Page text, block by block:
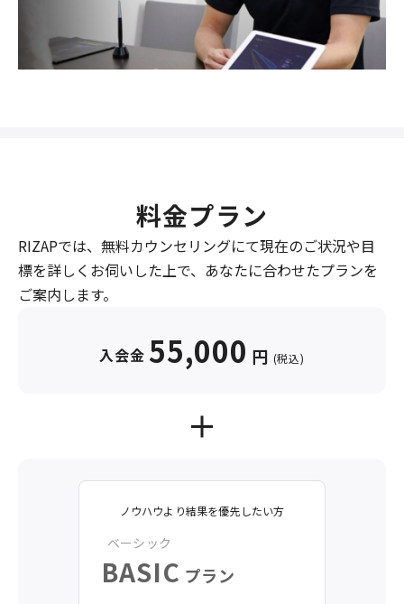
料金プラン
RIZAPでは、無料カウンセリングにて現在のご状況や目
標を詳しくお伺いした上で、あなたに合わせたプランを
ご案内します。
入会金 55,000 円 (税込)
ノウハウより結果を優先したい方
ベーシック
BASIC プラン